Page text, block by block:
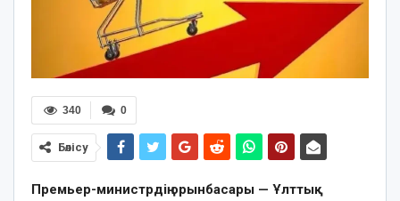
0
340
Бөлісу
Премьер-министрдің орынбасары — Ұлттық